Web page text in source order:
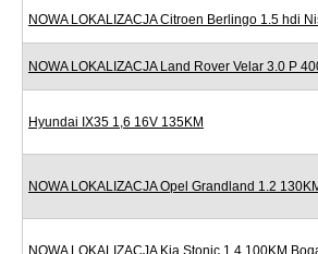
NOWA LOKALIZACJA Citroen Berlingo 1.5 hdi
NOWA LOKALIZACJA Land Rover Velar 3.0 P
Hyundai IX35 1,6 16V 135KM
NOWA LOKALIZACJA Opel Grandland 1.2
NOWA LOKALIZACJA Kia Stonic 1.4 100KM